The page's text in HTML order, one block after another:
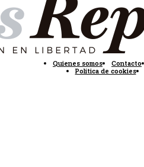
Quienes somos Contacto
Política de cookies